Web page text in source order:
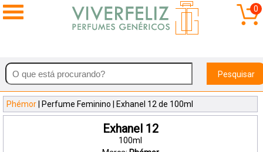
0
Pesquisar
Phémor | Perfume Feminino | Exhanel 12 de 100ml
Exhanel 12
100ml